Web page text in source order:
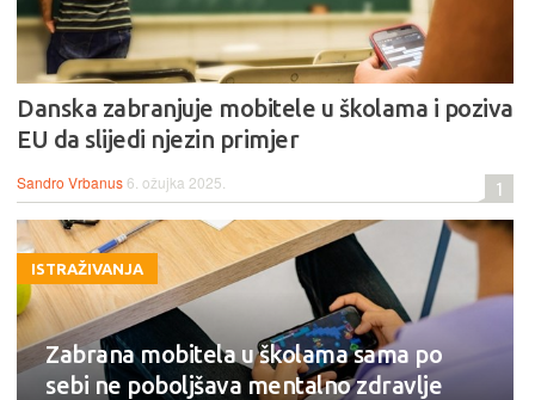
Danska zabranjuje mobitele u školama i poziva
EU da slijedi njezin primjer
Sandro Vrbanus 6. ožujka 2025. 1
ISTRAŽIVANJA
Zabrana mobitela u školama sama po
sebi ne poboljšava mentalno zdravlje